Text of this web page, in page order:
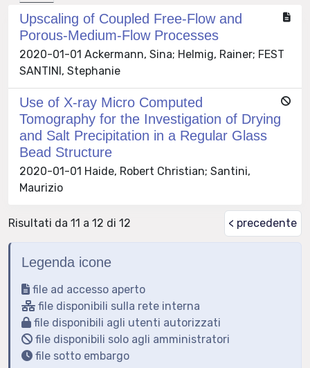
Upscaling of Coupled Free-Flow and
Porous-Medium-Flow Processes
2020-01-01 Ackermann, Sina; Helmig, Rainer; FEST
SANTINI, Stephanie
Use of X-ray Micro Computed
Tomography for the Investigation of Drying
and Salt Precipitation in a Regular Glass
Bead Structure
2020-01-01 Haide, Robert Christian; Santini,
Maurizio
Risultati da 11 a 12 di 12 < precedente
Legenda icone
file ad accesso aperto
file disponibili sulla rete interna
file disponibili agli utenti autorizzati
file disponibili solo agli amministratori
file sotto embargo